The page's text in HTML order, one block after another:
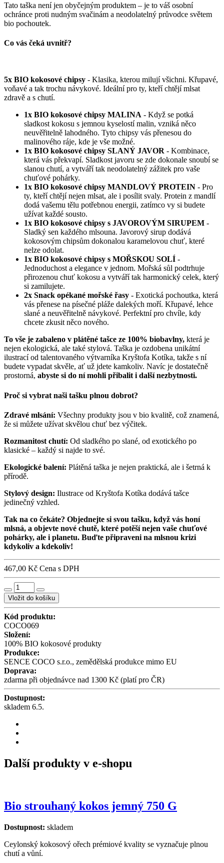
Tato taška není jen obyčejným produktem – je to váš osobní
ochránce proti nudným svačinám a neodolatelný průvodce světem
bio pochoutek.
Co vás čeká uvnitř?
5x BIO kokosové chipsy - Klasika, kterou milují všichni. Křupavé,
voňavé a tak trochu návykové. Ideální pro ty, kteří chtějí mlsat
zdravě a s chutí.
1x BIO kokosové chipsy MALINA - Když se potká
sladkost kokosu s jemnou kyselostí malin, vzniká něco
neuvěřitelně lahodného. Tyto chipsy vás přenesou do
malinového ráje, kde je vše možné.
1x BIO kokosové chipsy SLANÝ JAVOR - Kombinace,
která vás překvapí. Sladkost javoru se zde dokonale snoubí se
slanou chutí, a vytváří tak neodolatelný zážitek pro vaše
chuťové pohárky.
1x BIO kokosové chipsy MANDLOVÝ PROTEIN - Pro
ty, kteří chtějí nejen mlsat, ale i posílit svaly. Protein z mandlí
dodá vašemu tělu potřebnou energii, zatímco vy si budete
užívat každé sousto.
1x BIO kokosové chipsy s JAVOROVÝM SIRUPEM -
Sladký sen každého mlsouna. Javorový sirup dodává
kokosovým chipsům dokonalou karamelovou chuť, které
nelze odolat.
1x BIO kokosové chipsy s MOŘSKOU SOLÍ -
Jednoduchost a elegance v jednom. Mořská sůl podtrhuje
přirozenou chuť kokosu a vytváří tak harmonický celek, který
si zamilujete.
2x Snack opékané mořské řasy - Exotická pochoutka, která
vás přenese na písečné pláže dalekých moří. Křupavé, lehce
slané a neuvěřitelně návykové. Perfektní pro chvíle, kdy
chcete zkusit něco nového.
To vše je zabaleno v plátěné tašce ze 100% biobavlny, která je
nejen ekologická, ale také stylová. Taška je ozdobena unikátní
ilustrací od talentovaného výtvarníka Kryštofa Kotíka, takže s ní
budete vypadat skvěle, ať už jdete kamkoliv. Navíc je dostatečně
prostorná, abyste si do ní mohli přibalit i další nezbytnosti.
Proč si vybrat naši tašku plnou dobrot?
Zdravé mlsání: Všechny produkty jsou v bio kvalitě, což znamená,
že si můžete užívat skvělou chuť bez výčitek.
Rozmanitost chutí: Od sladkého po slané, od exotického po
klasické – každý si najde to své.
Ekologické balení: Plátěná taška je nejen praktická, ale i šetrná k
přírodě.
Stylový design: Ilustrace od Kryštofa Kotíka dodává tašce
jedinečný vzhled.
Tak na co čekáte? Objednejte si svou tašku, když vás honí
mlsná, a objevte nové chutě, které potěší nejen vaše chuťové
pohárky, ale i planetu. Buďte připraveni na mlsnou krizi
kdykoliv a kdekoliv!
467,00 Kč Cena s DPH
Vložit do košíku
Kód produktu:
COCO069
Složení:
100% BIO kokosové produkty
Produkce:
SENCE COCO s.r.o., zemědělská produkce mimo EU
Doprava:
zdarma při objednávce nad 1300 Kč (platí pro ČR)
Dostupnost:
skladem 6.5.
Další produkty v e-shopu
Bio strouhaný kokos jemný 750 G
Dostupnost: skladem
Ceylonský kokosový ořech prémiové kvality se vyznačuje plnou
chutí a vůní.